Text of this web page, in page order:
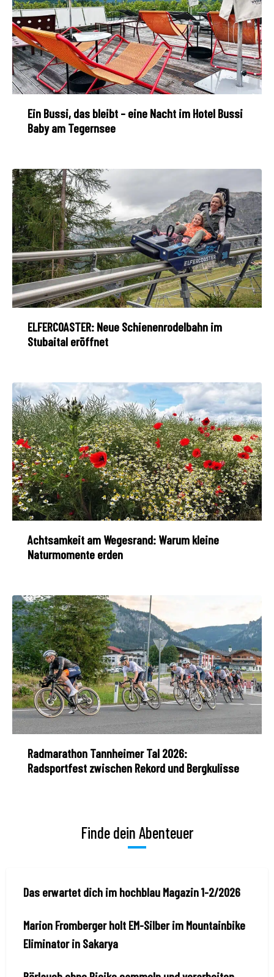
Ein Bussi, das bleibt – eine Nacht im Hotel Bussi
Baby am Tegernsee
ELFERCOASTER: Neue Schienenrodelbahn im
Stubaital eröffnet
Achtsamkeit am Wegesrand: Warum kleine
Naturmomente erden
Radmarathon Tannheimer Tal 2026:
Radsportfest zwischen Rekord und Bergkulisse
Finde dein Abenteuer
Das erwartet dich im hochblau Magazin 1-2/2026
Marion Fromberger holt EM-Silber im Mountainbike
Eliminator in Sakarya